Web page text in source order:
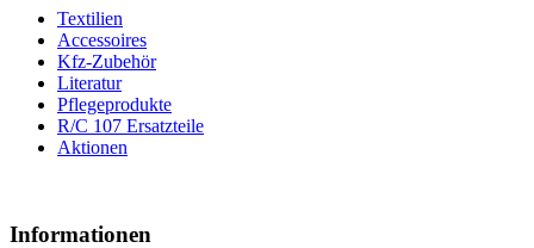
Textilien
Accessoires
Kfz-Zubehör
Literatur
Pflegeprodukte
R/C 107 Ersatzteile
Aktionen
Informationen